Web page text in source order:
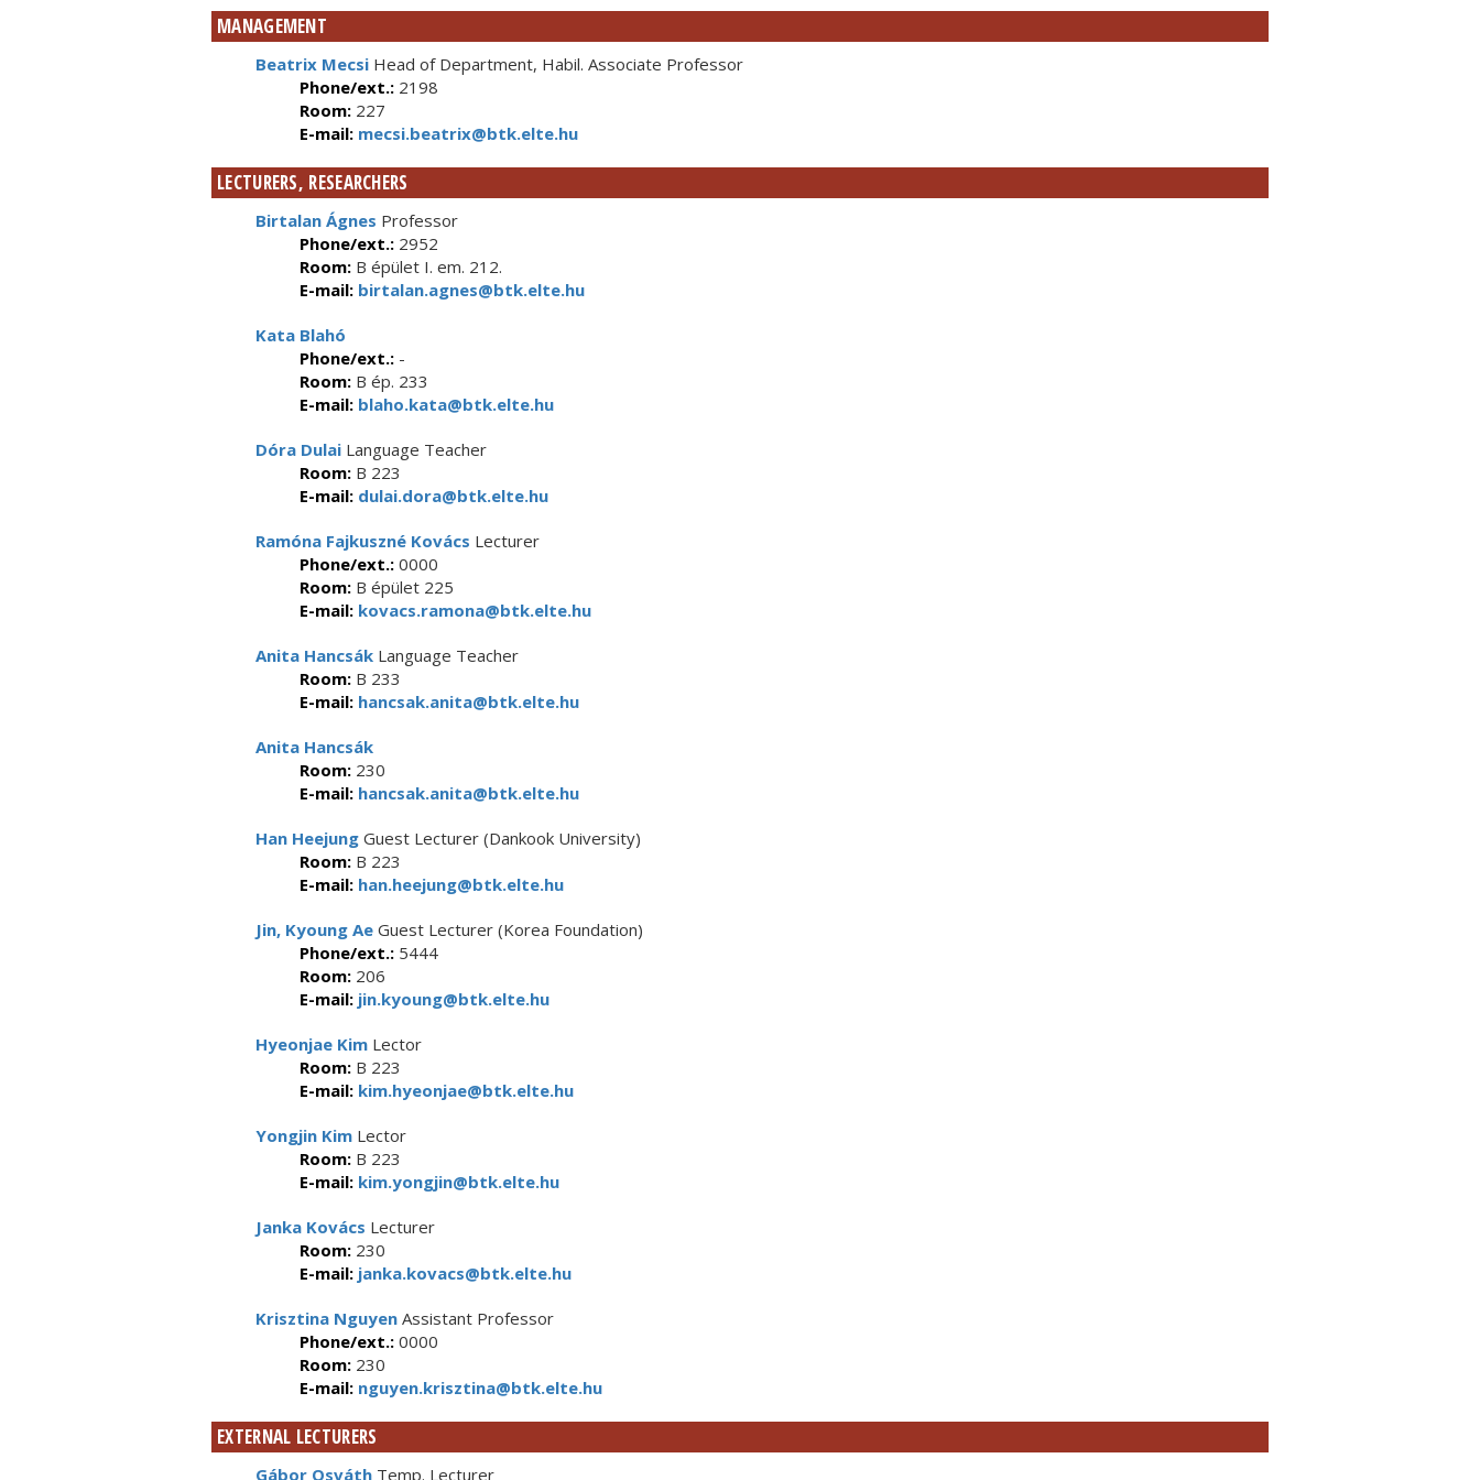
MANAGEMENT
Beatrix Mecsi Head of Department, Habil. Associate Professor
Phone/ext.: 2198
Room: 227
E-mail: mecsi.beatrix@btk.elte.hu
LECTURERS, RESEARCHERS
Birtalan Ágnes Professor
Phone/ext.: 2952
Room: B épület I. em. 212.
E-mail: birtalan.agnes@btk.elte.hu
Kata Blahó
Phone/ext.: -
Room: B ép. 233
E-mail: blaho.kata@btk.elte.hu
Dóra Dulai Language Teacher
Room: B 223
E-mail: dulai.dora@btk.elte.hu
Ramóna Fajkuszné Kovács Lecturer
Phone/ext.: 0000
Room: B épület 225
E-mail: kovacs.ramona@btk.elte.hu
Anita Hancsák Language Teacher
Room: B 233
E-mail: hancsak.anita@btk.elte.hu
Anita Hancsák
Room: 230
E-mail: hancsak.anita@btk.elte.hu
Han Heejung Guest Lecturer (Dankook University)
Room: B 223
E-mail: han.heejung@btk.elte.hu
Jin, Kyoung Ae Guest Lecturer (Korea Foundation)
Phone/ext.: 5444
Room: 206
E-mail: jin.kyoung@btk.elte.hu
Hyeonjae Kim Lector
Room: B 223
E-mail: kim.hyeonjae@btk.elte.hu
Yongjin Kim Lector
Room: B 223
E-mail: kim.yongjin@btk.elte.hu
Janka Kovács Lecturer
Room: 230
E-mail: janka.kovacs@btk.elte.hu
Krisztina Nguyen Assistant Professor
Phone/ext.: 0000
Room: 230
E-mail: nguyen.krisztina@btk.elte.hu
EXTERNAL LECTURERS
Gábor Osváth Temp. Lecturer